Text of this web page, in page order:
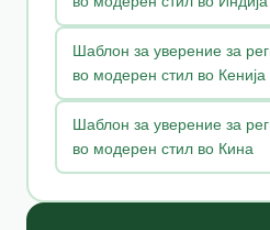
Шаблон за уверение за
во модерен стил во Кенија
Шаблон за уверение за
во модерен стил во Кина